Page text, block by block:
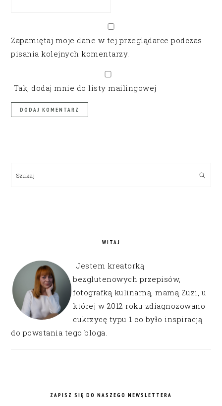
Zapamiętaj moje dane w tej przeglądarce podczas
pisania kolejnych komentarzy.
Tak, dodaj mnie do listy mailingowej
Szukaj
WITAJ
Jestem kreatorką
bezglutenowych przepisów,
fotografką kulinarną, mamą Zuzi, u
której w 2012 roku zdiagnozowano
cukrzycę typu 1 co było inspiracją
do powstania tego bloga.
ZAPISZ SIĘ DO NASZEGO NEWSLETTERA